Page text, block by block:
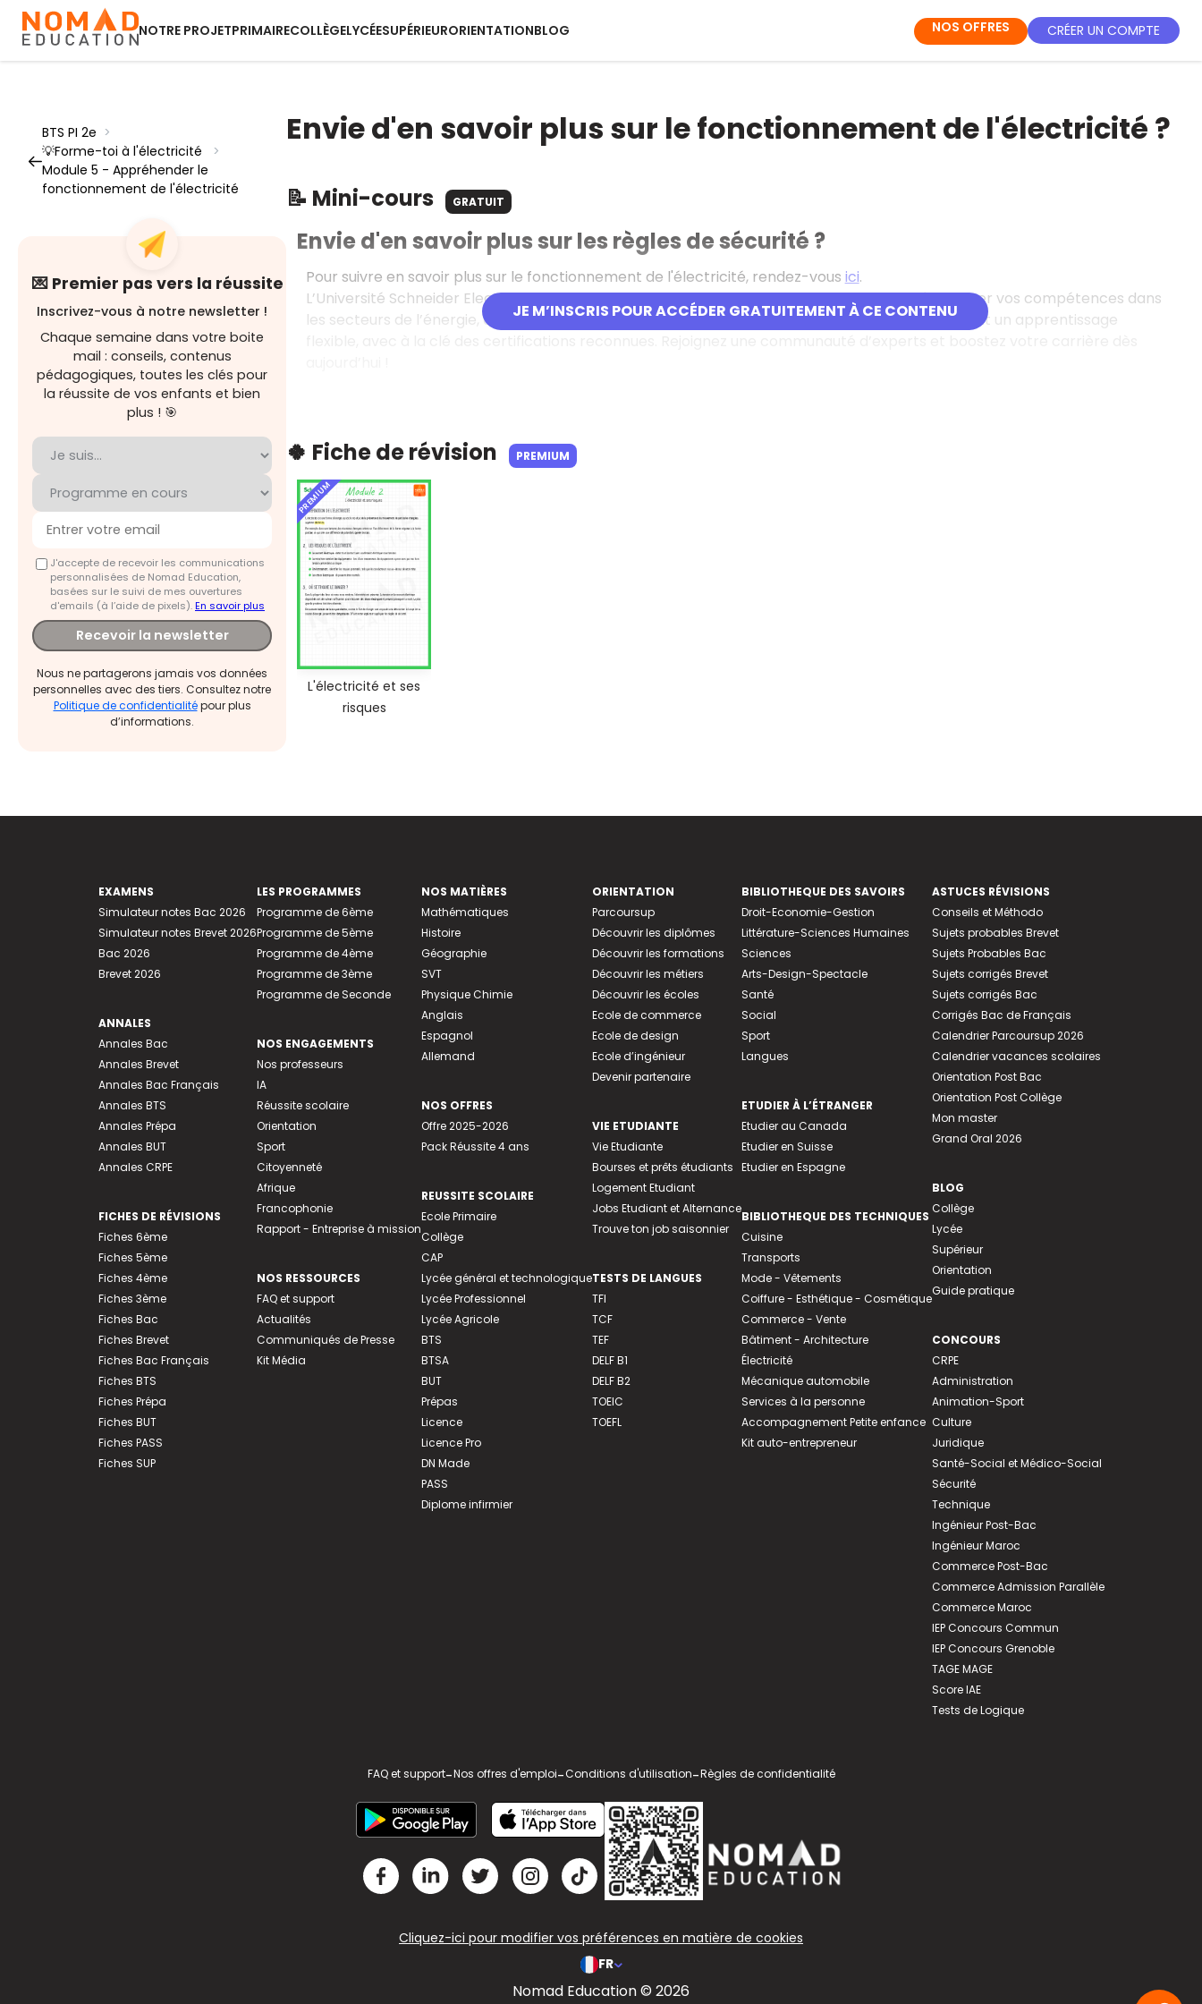
NOTRE PROJETPRIMAIRECOLLÈGELYCÉESUPÉRIEURORIENTATIONBLOG NOS OFFRES CRÉER UN COMPTE
BTS PI 2e >
💡Forme-toi à l'électricité
>
Module 5 - Appréhender le
fonctionnement de l'électricité
💌 Premier pas vers la réussite
Inscrivez-vous à notre newsletter !
Chaque semaine dans votre boite
mail : conseils, contenus
pédagogiques, toutes les clés pour
la réussite de vos enfants et bien
plus ! 🎯
J'accepte de recevoir les communications
personnalisées de Nomad Education,
basées sur le suivi de mes ouvertures
d'emails (à l’aide de pixels).En savoir plus
Recevoir la newsletter
Nous ne partagerons jamais vos données
personnelles avec des tiers. Consultez notre
Politique de confidentialitépour plus
d’informations.
Envie d'en savoir plus sur le fonctionnement de l'électricité ?
📝 Mini-cours GRATUIT
JE M’INSCRIS POUR ACCÉDER GRATUITEMENT À CE CONTENU
Envie d'en savoir plus sur les règles de sécurité ?
Pour suivre en savoir plus sur le fonctionnement de l'électricité, rendez-vous ici.
L’Université Schneider Electric propose plus de 300 formations en ligne gratuites pour développer vos compétences dans
les secteurs de l’énergie, de l’industrie et des infrastructures. Accessibles en français, elles offrent un apprentissage
🍀 Fiche de révision PREMIUM
PREMIUM
L'électricité et ses
risques
EXAMENS
Simulateur notes Bac 2026
Simulateur notes Brevet 2026
Bac 2026
Brevet 2026
ANNALES
Annales Bac
Annales Brevet
Annales Bac Français
Annales BTS
Annales Prépa
Annales BUT
Annales CRPE
FICHES DE RÉVISIONS
Fiches 6ème
Fiches 5ème
Fiches 4ème
Fiches 3ème
Fiches Bac
Fiches Brevet
Fiches Bac Français
Fiches BTS
Fiches Prépa
Fiches BUT
Fiches PASS
Fiches SUP
LES PROGRAMMES
Programme de 6ème
Programme de 5ème
Programme de 4ème
Programme de 3ème
Programme de Seconde
NOS ENGAGEMENTS
Nos professeurs
IA
Réussite scolaire
Orientation
Sport
Citoyenneté
Afrique
Francophonie
Rapport - Entreprise à mission
NOS RESSOURCES
FAQ et support
Actualités
Communiqués de Presse
Kit Média
NOS MATIÈRES
Mathématiques
Histoire
Géographie
SVT
Physique Chimie
Anglais
Espagnol
Allemand
NOS OFFRES
Offre 2025-2026
Pack Réussite 4 ans
REUSSITE SCOLAIRE
Ecole Primaire
Collège
CAP
Lycée général et technologique
Lycée Professionnel
Lycée Agricole
BTS
BTSA
BUT
Prépas
Licence
Licence Pro
DN Made
PASS
Diplome infirmier
ORIENTATION
Parcoursup
Découvrir les diplômes
Découvrir les formations
Découvrir les métiers
Découvrir les écoles
Ecole de commerce
Ecole de design
Ecole d’ingénieur
Devenir partenaire
VIE ETUDIANTE
Vie Etudiante
Bourses et prêts étudiants
Logement Etudiant
Jobs Etudiant et Alternance
Trouve ton job saisonnier
TESTS DE LANGUES
TFI
TCF
TEF
DELF B1
DELF B2
TOEIC
TOEFL
BIBLIOTHEQUE DES SAVOIRS
Droit-Economie-Gestion
Littérature-Sciences Humaines
Sciences
Arts-Design-Spectacle
Santé
Social
Sport
Langues
ETUDIER À L’ÉTRANGER
Etudier au Canada
Etudier en Suisse
Etudier en Espagne
BIBLIOTHEQUE DES TECHNIQUES
Cuisine
Transports
Mode - Vêtements
Coiffure - Esthétique - Cosmétique
Commerce - Vente
Bâtiment - Architecture
Électricité
Mécanique automobile
Services à la personne
Accompagnement Petite enfance
Kit auto-entrepreneur
ASTUCES RÉVISIONS
Conseils et Méthodo
Sujets probables Brevet
Sujets Probables Bac
Sujets corrigés Brevet
Sujets corrigés Bac
Corrigés Bac de Français
Calendrier Parcoursup 2026
Calendrier vacances scolaires
Orientation Post Bac
Orientation Post Collège
Mon master
Grand Oral 2026
BLOG
Collège
Lycée
Supérieur
Orientation
Guide pratique
CONCOURS
CRPE
Administration
Animation-Sport
Culture
Juridique
Santé-Social et Médico-Social
Sécurité
Technique
Ingénieur Post-Bac
Ingénieur Maroc
Commerce Post-Bac
Commerce Admission Parallèle
Commerce Maroc
IEP Concours Commun
IEP Concours Grenoble
TAGE MAGE
Score IAE
Tests de Logique
FAQ et support-Nos offres d'emploi-Conditions d'utilisation-Règles de confidentialité
Cliquez-ici pour modifier vos préférences en matière de cookies
FR
Nomad Education © 2026